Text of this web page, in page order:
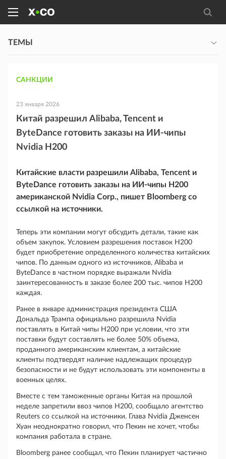
ТЕМЫ
САНКЦИИ
23 января 2026
Китай разрешил Alibaba, Tencent и
ByteDance готовить заказы на ИИ-чипы
Nvidia H200
Китайские власти разрешили Alibaba, Tencent и
ByteDance готовить заказы на ИИ-чипы H200
американской Nvidia Corp., пишет Bloomberg со
ссылкой на источники.
Теперь эти компании могут обсудить детали, такие как
объем закупок. Условием разрешения поставок H200
будет приобретение определенного количества китайских
чипов. По данным одного из источников, Alibaba и
ByteDance в частном порядке выражали Nvidia
заинтересованность в заказе более 200 тыс. чипов H200
каждая.
Ранее в январе администрация президента США
Дональда Трампа официально разрешила Nvidia
поставлять в Китай чипы H200 при условии, что эти
поставки будут составлять не более 50% объема,
проданного американским клиентам, а китайские
клиенты подтвердят наличие надлежащих процедур
безопасности и не будут использовать эти компоненты в
военных целях.
Вместе с тем таможенные органы Китая на прошлой
неделе запретили ввоз чипов H200, сообщало агентство
Reuters со ссылкой на источники. Глава Nvidia Дженсен
Хуан неоднократно говорил, что Пекин не хочет, чтобы
компания работала в стране.
Bloomberg ранее сообщал, что Пекин планирует частично